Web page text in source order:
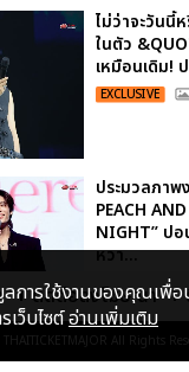
ไม่ว่าจะวันนี้
ในตัว
เหมือนเดิม!
EXCLUSIVE
ประมวลภา
PEACH
NIGHT” ป
หวา...
EXCLUSIVE
ติดต่อลงโฆษณา
THAITICKETMAJOR All Rights
ลการใช้งานของคุณเพื่อ
เว็บไซต์อ่านเพิ่มเติม